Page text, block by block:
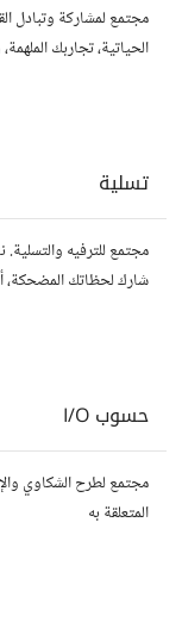
مجتمع لمشاركة
الحياتية، تجاربك
تسلية
مجتمع للترفيه والتسلية.
شارك لحظاتك المضحكة،
حسوب I/O
المتعلقة به